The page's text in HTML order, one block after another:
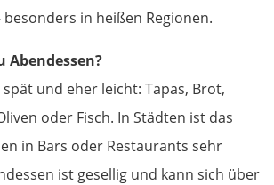
in heißen Regionen.
Abendessen?
und eher leicht: Tapas, Brot,
oder Fisch. In Städten ist das
in Bars oder Restaurants sehr
ist gesellig und kann sich über